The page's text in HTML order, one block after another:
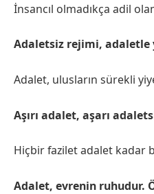
İnsancıl olmadıkça adil
Adaletsiz rejimi, adaletle
Adalet, ulusların sürekli
Aşırı adalet, aşarı
Hiçbir fazilet adalet kadar
Adalet, evrenin ruhudur.